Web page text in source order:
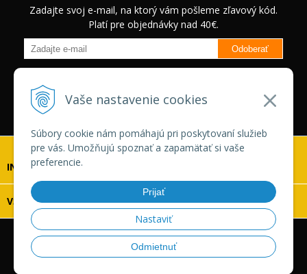
Vaše nastavenie cookies
Súbory cookie nám pomáhajú pri poskytovaní služieb
pre vás. Umožňujú spoznať a zapamätať si vaše
preferencie.
Prijať
Nastaviť
Odmietnuť
Zadajte svoj e-mail, na ktorý vám pošleme zľavový kód.
Platí pre objednávky nad 40€.
Odoberať
zľavách na vybrané produkty.
Neplatí pre Veľkoobchodných
zákazníkov.
INFOLINKA
VŠETKO O NÁKUPE
© 2026 Vaskonaradie.sk •tvorba eshopu cez UNIobchod
webhostingspoločnostiWEBYGROUP